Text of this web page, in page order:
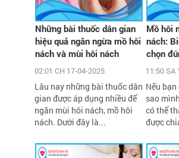
Những bài thuốc dân gian
hiệu quả ngăn ngừa mồ hôi
nách và mùi hôi nách
02:01 CH 17-04-2025
Lâu nay những bài thuốc dân
gian được áp dụng nhiều để
ngăn mùi hôi nách, mồ hôi
nách. Dưới đây là...
Mồ hôi
nách:
chọn
11:50 SA
Nếu
sao
có thể
được